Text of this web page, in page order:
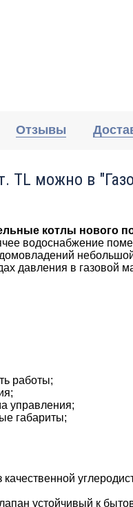
Отзывы
TL можно в
котлы нового
водоснабжение
давления в газовой
работы;
управления;
габариты;
устойчивый к